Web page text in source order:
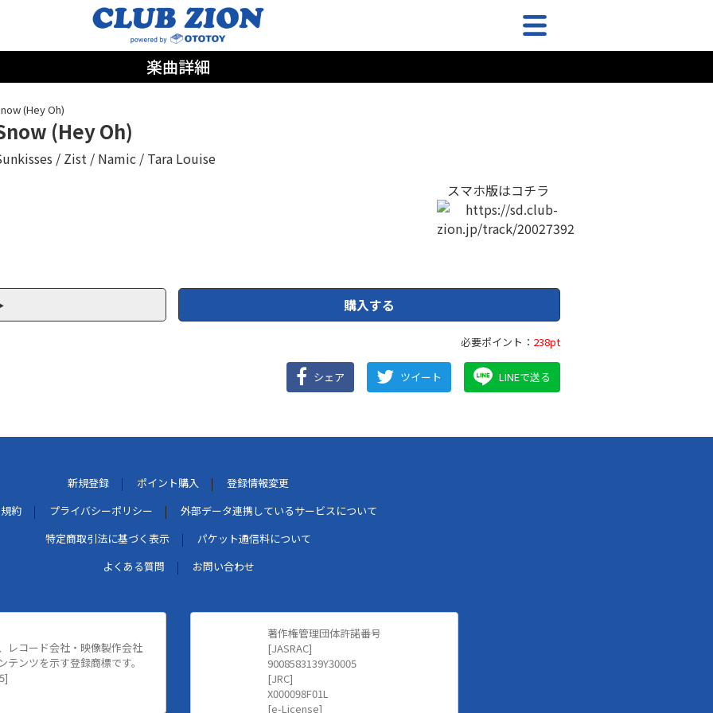
楽曲詳細
(Hey Oh)
(Hey Oh)
Zist Namic
Tara Louise
スマホ版はコチラ
購入する
必要ポイント： 238pt
シェア ツイート LINEで送る
新規登録 ポイント購入
登録情報変更
約
プライバシーポリシー
外部データ連携しているサービスについて
特定商取引法に基づく表示
パケット通信料について
よくある質問
お問い合わせ
レコード会社・映像製作会社
テンツを示す登録商標です。
著作権管理団体許諾番号
[JASRAC]
9008583139Y30005
[JRC]
X000098F01L
[e-License]